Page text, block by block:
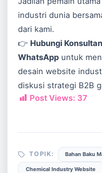
industri dunia
dari kami.
👉 Hubungi
WhatsApp untuk
desain website
diskusi strategi B2B
Post Views: 37
TOPIK: Bahan Baku
Chemical Industry Website